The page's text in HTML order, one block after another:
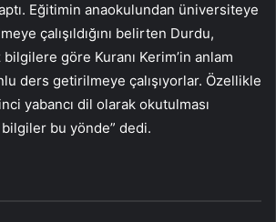
Eğitimin anaokulundan üniversiteye
çalışıldığını belirten Durdu,
bilgilere göre Kuranı Kerim’in anlam
ders getirilmeye çalışıyorlar. Özellikle
yabancı dil olarak okutulması
bu yönde” dedi.